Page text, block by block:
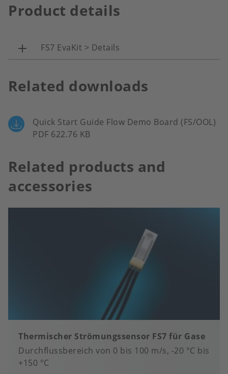
Product details
FS7 EvaKit > Details
Related downloads
Quick Start Guide Flow Demo Board (FS/OOL)
PDF 622.76 KB
Related products and
accessories
Thermischer Strömungssensor FS7 für Gase
Durchflussbereich von 0 bis 100 m/s, -20 °C bis
+150 °C